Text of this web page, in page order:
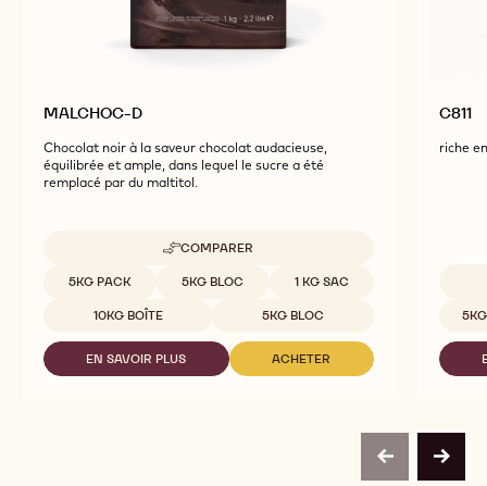
MALCHOC-D
Chocolat noir à la saveur chocolat audacieuse,
équilibrée et ample, dans lequel le sucre a été
remplacé par du maltitol.
COMPARER
-
D
Tailles disponibles
5KG PACK 5KG BLOC 1 KG SAC
10KG BOÎTE 5KG BLOC
EN SAVOIR PLUS
-
ACHETER
-
C811
riche
previousnext